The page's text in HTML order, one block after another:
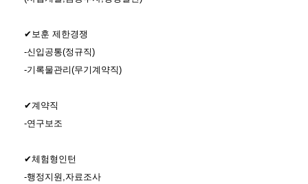
✔보훈 제한경쟁
-신입공통(정규직)
-기록물관리(무기계약직)
✔계약직
-연구보조
✔체험형인턴
-행정지원,자료조사